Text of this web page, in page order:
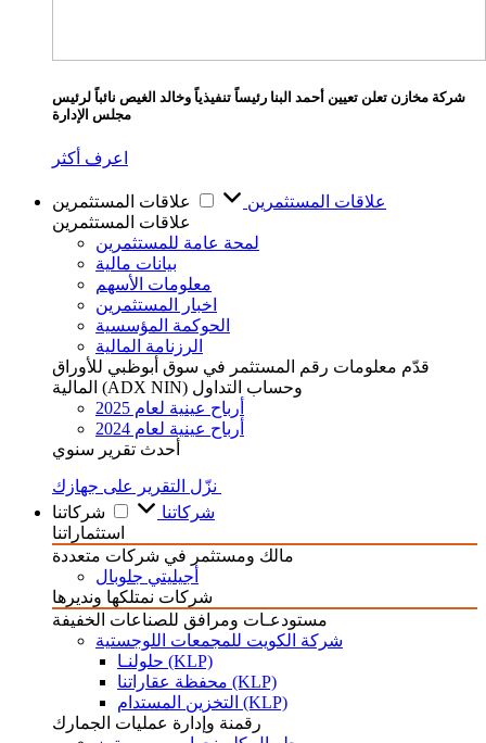
شركة مخازن تعلن تعيين أحمد البنا رئيساً تنفيذياً وخالد الغيص نائباً لرئيس
مجلس الإدارة
اعرف أكثر
علاقات المستثمرين
علاقات المستثمرين
علاقات المستثمرين
لمحة عامة للمستثمرين
بيانات مالية
معلومات الأسهم
اخبار المستثمرين
الحوكمة المؤسسية
الرزنامة المالية
قدّم معلومات رقم المستثمر في سوق أبوظبي للأوراق
المالية (ADX NIN) وحساب التداول
أرباح عينية لعام 2025
أرباح عينية لعام 2024
أحدث تقرير سنوي
نزّل التقرير على جهازك
شركاتنا
شركاتنا
استثماراتنا
مالك ومستثمر في شركات متعددة
أجيليتي جلوبال
شركات نمتلكها ونديرها
مستودعـات ومرافق للصناعات الخفيفة
شركة الكويت للمجمعات اللوجستية
حلولنـا (KLP)
محفظة عقاراتنا (KLP)
التخزين المستدام (KLP)
رقمنة وإدارة عمليات الجمارك